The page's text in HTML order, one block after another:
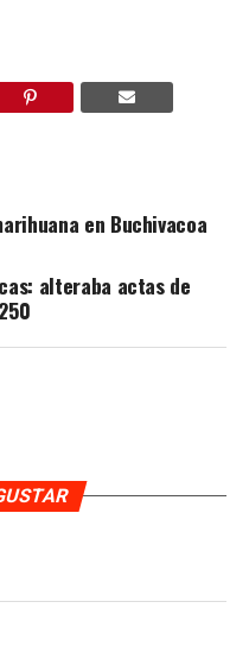
en Buchivacoa
alteraba actas de